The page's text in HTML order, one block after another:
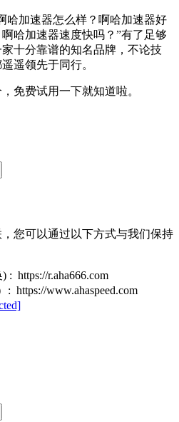
哈加速器怎么样？啊哈加速器好
哈加速器速度快吗？”有了足够
十分靠谱的知名品牌，不论技
遥领先于同行。
免费试用一下就知道啦。
您可以通过以下方式与我们保持
: https://r.aha666.com
https://www.ahaspeed.com